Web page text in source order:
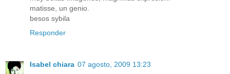
matisse, un genio.
besos sybila
Responder
Isabel chiara 07 agosto, 2009 13:23